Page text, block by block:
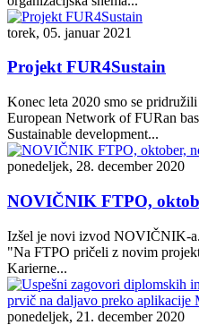
torek, 05. januar 2021
Projekt FUR4Sustain
Konec leta 2020 smo se
European Network of FURan
Sustainable development...
ponedeljek, 28. december 2020
NOVIČNIK FTPO,
Izšel je novi izvod NOVIČNIK-
"Na FTPO pričeli z novim
Karierne...
ponedeljek, 21. december 2020